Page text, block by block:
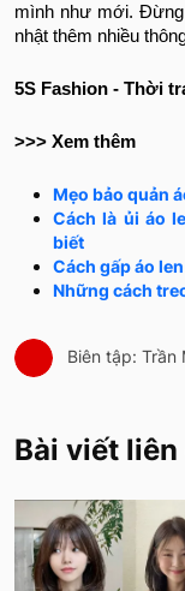
mình như mới.
nhật thêm nhiều
5S Fashion - Thời
>>> Xem thêm
Mẹo bảo quản
Cách là ủi áo
biết
Cách gấp áo
Những cách
Biên tập: Trần
Bài viết liên